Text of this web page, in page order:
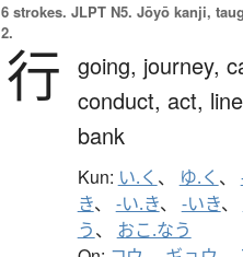
6 strokes. JLPT N5. Jōyō kanji,
2.
行 going, journey,
conduct, act,
bank
Kun: い.く 、 ゆ.く 、
き、 -い.き、 -いき、
う、 おこ.なう